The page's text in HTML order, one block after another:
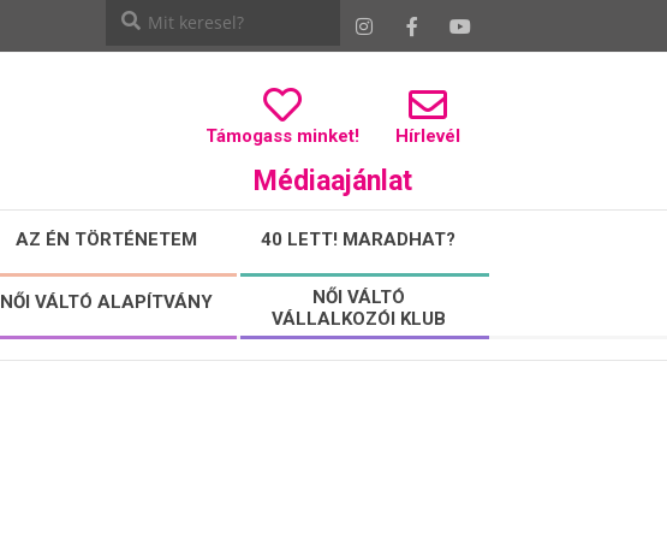
Támogass minket! Hírlevél
Médiaajánlat
AZ ÉN TÖRTÉNETEM 40 LETT! MARADHAT?
NŐI VÁLTÓ ALAPÍTVÁNY
NŐI VÁLTÓ
VÁLLALKOZÓI KLUB